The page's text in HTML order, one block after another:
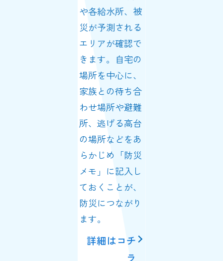
や各給水所、被
災が予測される
エリアが確認で
きます。自宅の
場所を中心に、
家族との待ち合
わせ場所や避難
所、逃げる高台
の場所などをあ
らかじめ「防災
メモ」に記入し
ておくことが、
防災につながり
ます。
詳細はコチ
ラ